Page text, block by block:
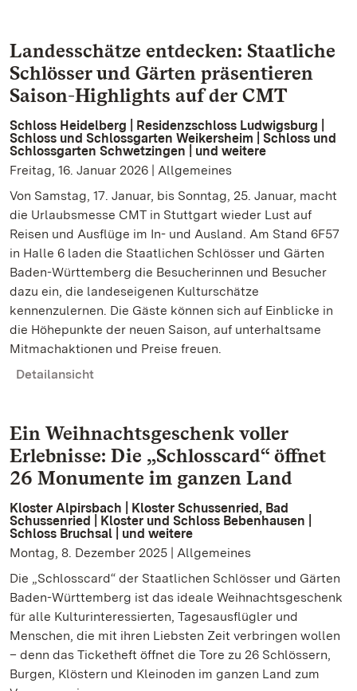
Landesschätze entdecken: Staatliche
Schlösser und Gärten präsentieren
Saison-Highlights auf der CMT
Schloss Heidelberg | Residenzschloss Ludwigsburg |
Schloss und Schlossgarten Weikersheim | Schloss und
Schlossgarten Schwetzingen | und weitere
Freitag, 16. Januar 2026 | Allgemeines
Von Samstag, 17. Januar, bis Sonntag, 25. Januar, macht
die Urlaubsmesse CMT in Stuttgart wieder Lust auf
Reisen und Ausflüge im In- und Ausland. Am Stand 6F57
in Halle 6 laden die Staatlichen Schlösser und Gärten
Baden-Württemberg die Besucherinnen und Besucher
dazu ein, die landeseigenen Kulturschätze
kennenzulernen. Die Gäste können sich auf Einblicke in
die Höhepunkte der neuen Saison, auf unterhaltsame
Mitmachaktionen und Preise freuen.
Detailansicht
Ein Weihnachtsgeschenk voller
Erlebnisse: Die „Schlosscard“ öffnet
26 Monumente im ganzen Land
Kloster Alpirsbach | Kloster Schussenried, Bad
Schussenried | Kloster und Schloss Bebenhausen |
Schloss Bruchsal | und weitere
Montag, 8. Dezember 2025 | Allgemeines
Die „Schlosscard“ der Staatlichen Schlösser und Gärten
Baden-Württemberg ist das ideale Weihnachtsgeschenk
für alle Kulturinteressierten, Tagesausflügler und
Menschen, die mit ihren Liebsten Zeit verbringen wollen
– denn das Ticketheft öffnet die Tore zu 26 Schlössern,
Burgen, Klöstern und Kleinoden im ganzen Land zum